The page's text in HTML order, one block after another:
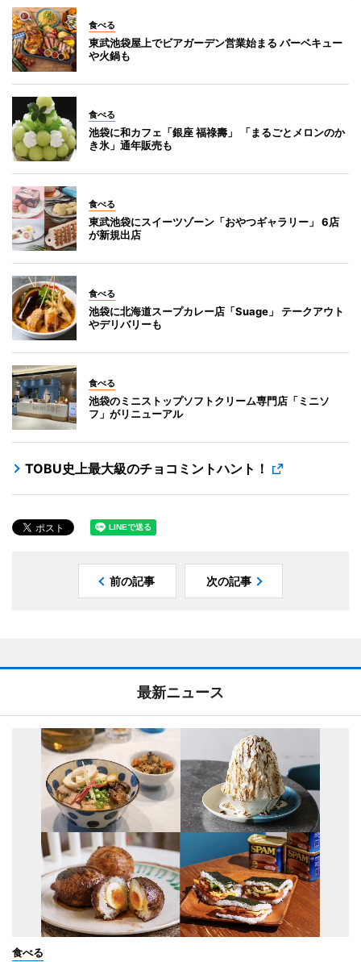
食べる
東武池袋屋上でビアガーデン営業始まる バーベキュー
や火鍋も
食べる
池袋に和カフェ「銀座 福祿壽」 「まるごとメロンのか
き氷」通年販売も
食べる
東武池袋にスイーツゾーン「おやつギャラリー」 6店
が新規出店
食べる
池袋に北海道スープカレー店「Suage」 テークアウト
やデリバリーも
食べる
池袋のミニストップソフトクリーム専門店「ミニソ
フ」がリニューアル
TOBU史上最大級のチョコミントハント！
前の記事 次の記事
最新ニュース
食べる